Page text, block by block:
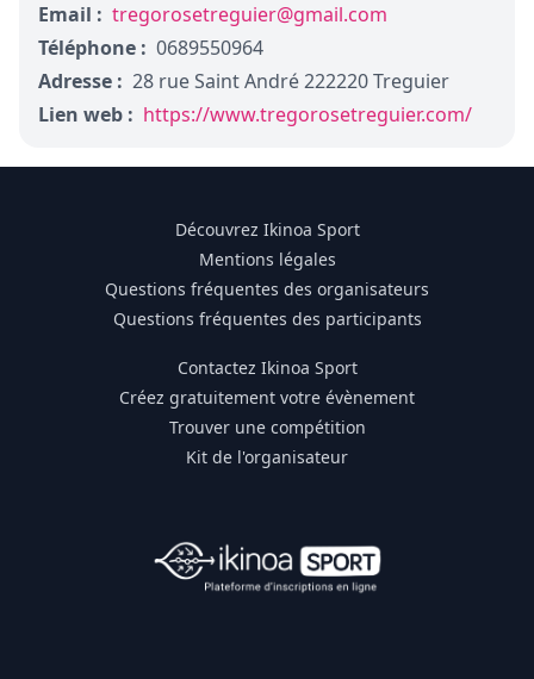
Email : tregorosetreguier@gmail.com
Téléphone : 0689550964
Adresse : 28 rue Saint André 222220 Treguier
Lien web : https://www.tregorosetreguier.com/
Découvrez Ikinoa Sport
Mentions légales
Questions fréquentes des organisateurs
Questions fréquentes des participants
Contactez Ikinoa Sport
Créez gratuitement votre évènement
Trouver une compétition
Kit de l'organisateur